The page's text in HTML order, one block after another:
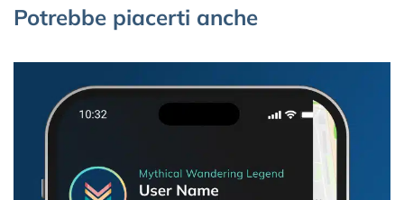
Potrebbe piacerti anche